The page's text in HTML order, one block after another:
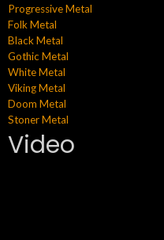
Progressive Metal
Folk Metal
Black Metal
Gothic Metal
White Metal
Viking Metal
Doom Metal
Stoner Metal
Video